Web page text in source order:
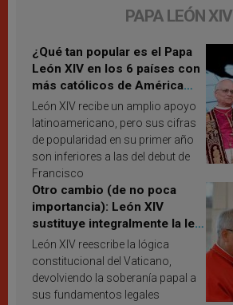
PAPA LEÓN XIV
¿Qué tan popular es el Papa
León XIV en los 6 países con
más católicos de América
Latina en 2026? Publican
resultados de investigación
León XIV recibe un amplio apoyo
latinoamericano, pero sus cifras
de popularidad en su primer año
son inferiores a las del debut de
Francisco
Otro cambio (de no poca
importancia): León XIV
sustituye integralmente la ley
vaticana de Papa Francisco
León XIV reescribe la lógica
constitucional del Vaticano,
devolviendo la soberanía papal a
sus fundamentos legales